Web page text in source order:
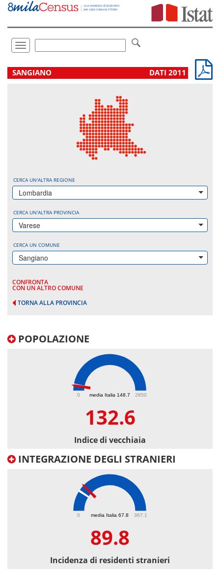
Vai
direttamente
Toggle
navigation
.
SANGIANO DATI 2011
CERCA UN'ALTRA REGIONE
Lombardia
CERCA UN'ALTRA PROVINCIA
Varese
CERCA UN COMUNE
Sangiano
CONFRONTA
CON UN ALTRO COMUNE
TORNA ALLA PROVINCIA
POPOLAZIONE
media Italia 148.7
0 2850
132.6
Indice di vecchiaia
INTEGRAZIONE DEGLI STRANIERI
media Italia 67.8
0 367.1
89.8
Incidenza di residenti stranieri